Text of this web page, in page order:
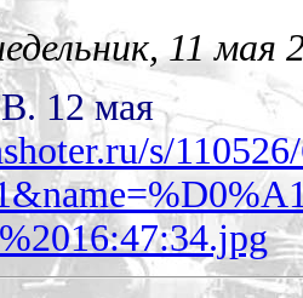
11 мая
12 мая
s/